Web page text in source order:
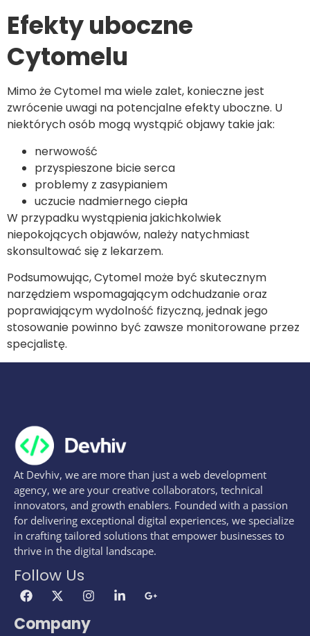
Efekty uboczne
Cytomelu
Mimo że Cytomel ma wiele zalet, konieczne jest
zwrócenie uwagi na potencjalne efekty uboczne. U
niektórych osób mogą wystąpić objawy takie jak:
nerwowość
przyspieszone bicie serca
problemy z zasypianiem
uczucie nadmiernego ciepła
W przypadku wystąpienia jakichkolwiek
niepokojących objawów, należy natychmiast
skonsultować się z lekarzem.
Podsumowując, Cytomel może być skutecznym
narzędziem wspomagającym odchudzanie oraz
poprawiającym wydolność fizyczną, jednak jego
stosowanie powinno być zawsze monitorowane przez
specjalistę.
At Devhiv, we are more than just a web development
agency, we are your creative collaborators, technical
innovators, and growth enablers. Founded with a passion
for delivering exceptional digital experiences, we specialize
in crafting tailored solutions that empower businesses to
thrive in the digital landscape.
Follow Us
Company